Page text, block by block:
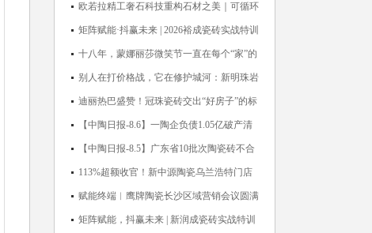
欧若拉精工奢石科技重构石材之美｜可循环
高纯度微晶，重新定义高端奢石原料
矩阵赋能·抖赢未来 | 2026裕成瓷砖实战特训
营圆满收官
十八年，蒙娜丽莎微笑节一直在每个“家”的
故事里
别人在打价格战，它在修护城河：新明珠岩
板的逆势密码
迪丽热巴盛赞！冠珠瓷砖交出“好房子”的标
准答卷
【中陶日报-8.6】一陶企负债1.05亿破产清
算；东鹏拟延长基金投资期限；工信部开展
建陶行业能效领跑者企业推荐工作
【中陶日报-8.5】广东省10批次陶瓷砖不合
格；科达购买特福国际股份申请未通过；蒙
娜丽莎5千万回购股份；建霖家居海外产能
突破18亿元
113%超额收官！新中源陶瓷乌兰浩特门店
周年活动圆满落幕
赋能终端︱鹰牌陶瓷长沙区域营销会议圆满
举行，共探渠道拓展与门店升级新路径
矩阵赋能，抖赢未来 | 新润成瓷砖实战特训